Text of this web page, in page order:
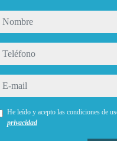
nombre
teléfono
e-mail
He leído y acepto las condiciones de
privacidad